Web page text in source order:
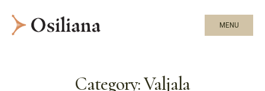
MENU
Category:Valjala